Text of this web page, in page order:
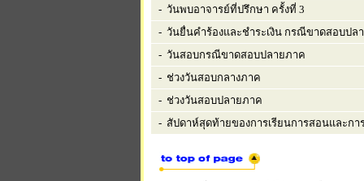
- วันพบอาจารย์ที่ปรึกษา ครั้งที่ 3
- วันยื่นคำร้องและชำระเงิน กรณีขาดสอบปล
- วันสอบกรณีขาดสอบปลายภาค
- ช่วงวันสอบกลางภาค
- ช่วงวันสอบปลายภาค
- สัปดาห์สุดท้ายของการเรียนการสอนและกา